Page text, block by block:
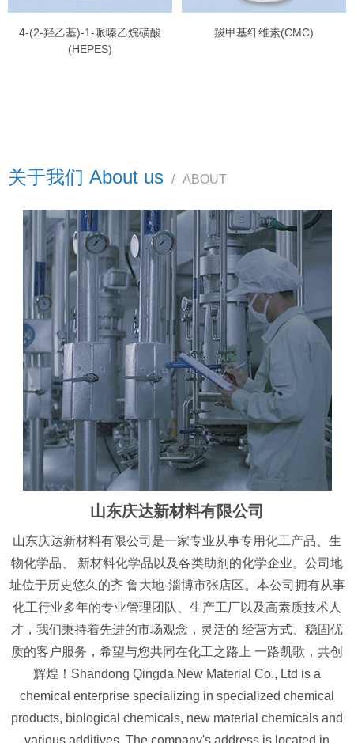
4-(2-羟乙基)-1-哌嗪乙烷磺酸
(HEPES)
羧甲基纤维素(CMC)
关于我们 About us / ABOUT
山东庆达新材料有限公司
山东庆达新材料有限公司是一家专业从事专用化工产品、生
物化学品、 新材料化学品以及各类助剂的化学企业。公司地
址位于历史悠久的齐 鲁大地-淄博市张店区。本公司拥有从事
化工行业多年的专业管理团队、生产工厂以及高素质技术人
才，我们秉持着先进的市场观念，灵活的 经营方式、稳固优
质的客户服务，希望与您共同在化工之路上 一路凯歌，共创
辉煌！Shandong Qingda New Material Co., Ltd is a
chemical enterprise specializing in specialized chemical
products, biological chemicals, new material chemicals and